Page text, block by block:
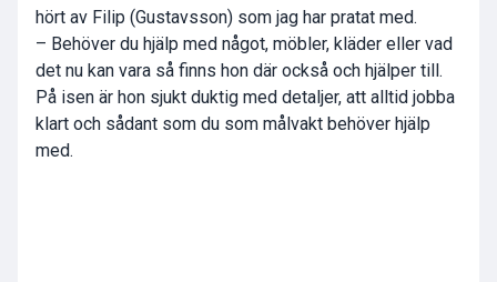
hört av Filip (Gustavsson) som jag har pratat med.
– Behöver du hjälp med något, möbler, kläder eller vad
det nu kan vara så finns hon där också och hjälper till.
På isen är hon sjukt duktig med detaljer, att alltid jobba
klart och sådant som du som målvakt behöver hjälp
med.